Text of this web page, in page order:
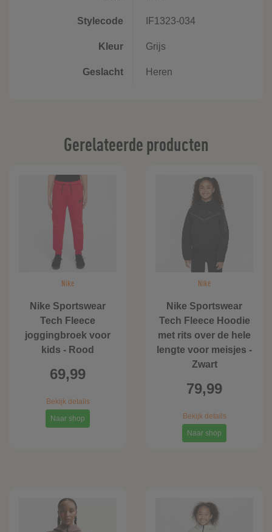
Stylecode IF1323-034
Kleur Grijs
Geslacht Heren
Gerelateerde producten
Nike
Nike Sportswear
Tech Fleece
joggingbroek voor
kids - Rood
69,99
Bekijk details
Naar shop
Nike
Nike Sportswear
Tech Fleece Hoodie
met rits over de hele
lengte voor meisjes -
Zwart
79,99
Bekijk details
Naar shop